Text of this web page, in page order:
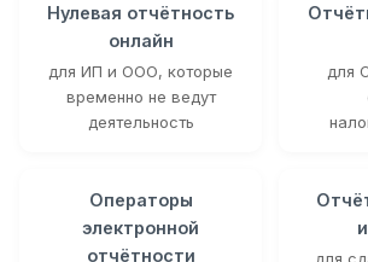
Нулевая отчётность
онлайн
для ИП и ООО, которые
временно не ведут
деятельность
для
Операторы
электронной
отчётности